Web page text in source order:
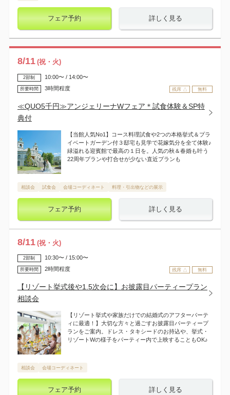
フェア予約 詳しく見る
8/11 (祝・火)
残席 △ 無料
2部制 10:00〜 / 14:00〜
所要時間 3時間程度
≪QUO5千円≫アンジェリーナWフェア＊試食体験＆SP特
典付
【当館人気No1】コース料理試食や2つの本格挙式＆プラ
イベートガーデン付３邸宅も見学で花嫁気分を全て体験♪
緑溢れる迎賓館で最高の１日を。人気の秋＆春婚も叶う
22周年プランや打合せが少ない直近プランも
相談会 試食会 会場コーディネート 料理・引出物などの展示
フェア予約 詳しく見る
8/11 (祝・火)
残席 △ 無料
2部制 10:30〜 / 15:00〜
所要時間 2時間程度
【リゾート挙式後や1.5次会に】お披露目パーティープラン
相談会
【リゾート挙式や家族だけでの結婚式のアフターパーテ
ィに最適！】大切な方々と過ごすお披露目パーティープ
ランをご案内。ドレス・タキシードのお持込や、挙式・
リゾートWの様子をパーティー内で上映することもOK♪
相談会 会場コーディネート
フェア予約 詳しく見る